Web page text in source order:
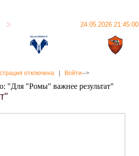
24.05.2026 21:45:00
отключена Войти-->
"Для "Ромы" важнее результат"